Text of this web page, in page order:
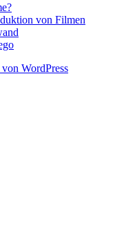
von Filmen
WordPress